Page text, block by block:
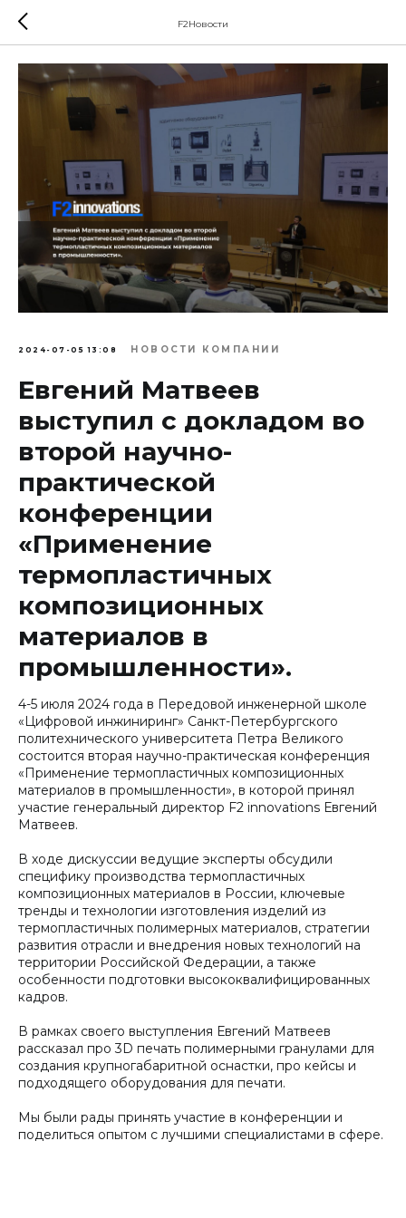
F2Новости
2024-07-05 13:08 НОВОСТИ КОМПАНИИ
Евгений Матвеев
выступил с докладом во
второй научно-
практической
конференции
«Применение
термопластичных
композиционных
материалов в
промышленности».
4-5 июля 2024 года в Передовой инженерной школе
«Цифровой инжиниринг» Санкт-Петербургского
политехнического университета Петра Великого
состоится вторая научно-практическая конференция
«Применение термопластичных композиционных
материалов в промышленности», в которой принял
участие генеральный директор F2 innovations Евгений
Матвеев.
В ходе дискуссии ведущие эксперты обсудили
специфику производства термопластичных
композиционных материалов в России, ключевые
тренды и технологии изготовления изделий из
термопластичных полимерных материалов, стратегии
развития отрасли и внедрения новых технологий на
территории Российской Федерации, а также
особенности подготовки высококвалифицированных
кадров.
В рамках своего выступления Евгений Матвеев
рассказал про 3D печать полимерными гранулами для
создания крупногабаритной оснастки, про кейсы и
подходящего оборудования для печати.
Мы были рады принять участие в конференции и
поделиться опытом с лучшими специалистами в сфере.